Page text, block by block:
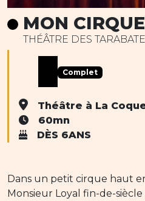
MON CIRQUE
THÉÂTRE DES
Complet
Théâtre à La
60mn
DÈS 6ANS
Dans un petit cirque haut
Monsieur Loyal fin-de-